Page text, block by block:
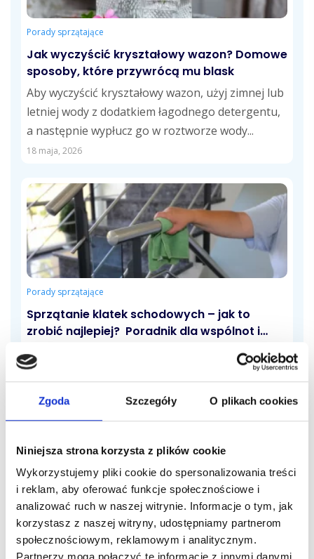
Zgoda Szczegóły O plikach cookies
Niniejsza strona korzysta z plików cookie
Wykorzystujemy pliki cookie do spersonalizowania treści
i reklam, aby oferować funkcje społecznościowe i
analizować ruch w naszej witrynie. Informacje o tym, jak
korzystasz z naszej witryny, udostępniamy partnerom
społecznościowym, reklamowym i analitycznym.
Porady sprzątające
Jak wyczyścić kryształowy wazon? Domowe
sposoby, które przywrócą mu blask
Aby wyczyścić kryształowy wazon, użyj zimnej lub
letniej wody z dodatkiem łagodnego detergentu,
a następnie wypłucz go w roztworze wody...
18 maja, 2026
Porady sprzątające
Sprzątanie klatek schodowych – jak to
zrobić najlepiej? Poradnik dla wspólnot i
Klatka schodowa to pierwsze miejsce, które widzą
mieszkańcy i ich goście. W praktyce to wizytówka
4 maja, 2026
Porady sprzątające